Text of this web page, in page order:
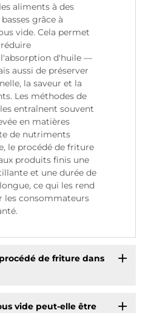
aliments à des
grâce à
vide. Cela permet
d'huile —
aussi de préserver
la saveur et la
Les méthodes de
entraînent souvent
en matières
de nutriments
le procédé de friture
produits finis une
et une durée de
ce qui les rend
les consommateurs
de friture dans
vide peut-elle être